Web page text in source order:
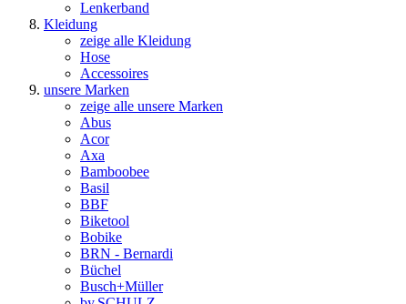
Lenkerband
Kleidung
zeige alle Kleidung
Hose
Accessoires
unsere Marken
zeige alle unsere Marken
Abus
Acor
Axa
Bamboobee
Basil
BBF
Biketool
Bobike
BRN - Bernardi
Büchel
Busch+Müller